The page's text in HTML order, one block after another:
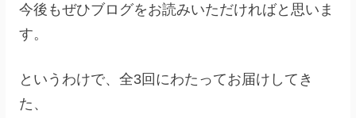
今後もぜひブログをお読みいただければと思いま
す。
というわけで、全3回にわたってお届けしてき
た、